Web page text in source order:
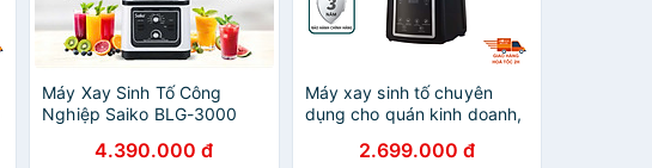
Máy Xay Sinh Tố Công
Nghiệp Saiko BLG-3000
4.390.000 đ
Máy xay sinh tố chuyên
dụng cho quán kinh doanh,
chóng ồn hàng chính hãng
2.699.000 đ